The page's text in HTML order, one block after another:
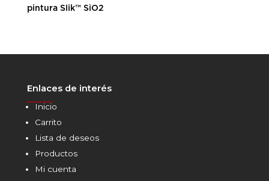
pintura Slik™ SiO2
Enlaces de interés
Inicio
Carrito
Lista de deseos
Productos
Mi cuenta